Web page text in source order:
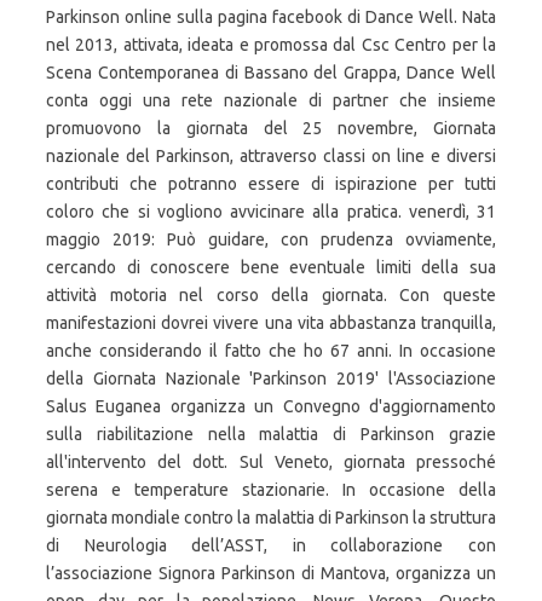
Parkinson online sulla pagina facebook di Dance Well. Nata
nel 2013, attivata, ideata e promossa dal Csc Centro per la
Scena Contemporanea di Bassano del Grappa, Dance Well
conta oggi una rete nazionale di partner che insieme
promuovono la giornata del 25 novembre, Giornata
nazionale del Parkinson, attraverso classi on line e diversi
contributi che potranno essere di ispirazione per tutti
coloro che si vogliono avvicinare alla pratica. venerdì, 31
maggio 2019: Può guidare, con prudenza ovviamente,
cercando di conoscere bene eventuale limiti della sua
attività motoria nel corso della giornata. Con queste
manifestazioni dovrei vivere una vita abbastanza tranquilla,
anche considerando il fatto che ho 67 anni. In occasione
della Giornata Nazionale 'Parkinson 2019' l'Associazione
Salus Euganea organizza un Convegno d'aggiornamento
sulla riabilitazione nella malattia di Parkinson grazie
all'intervento del dott. Sul Veneto, giornata pressoché
serena e temperature stazionarie. In occasione della
giornata mondiale contro la malattia di Parkinson la struttura
di Neurologia dell’ASST, in collaborazione con
l’associazione Signora Parkinson di Mantova, organizza un